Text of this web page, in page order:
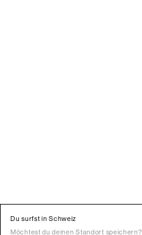
Du surfst in Schweiz
Möchtest du deinen Standort speichern?